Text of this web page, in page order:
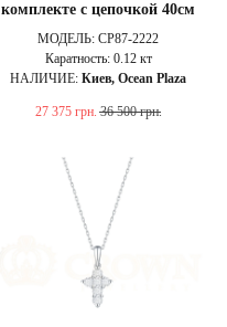
комплекте с цепочкой 40см
МОДЕЛЬ: CP87-2222
Каратность: 0.12 кт
НАЛИЧИЕ: Киев, Ocean Plaza
27 375 грн. 36 500 грн.